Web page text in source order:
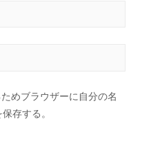
めブラウザーに自分の名
存する。